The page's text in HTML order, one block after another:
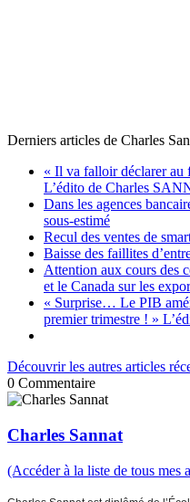
Derniers articles de Charles
« Il va falloir déclarer au
L’édito de Charles
Dans les agences
sous-estimé
Recul des ventes de
Baisse des faillites
Attention aux cours des
et le Canada sur les
« Surprise… Le PIB
premier trimestre ! »
Découvrir les autres articles
0 Commentaire
Charles Sannat
(Accéder à la liste de tous mes